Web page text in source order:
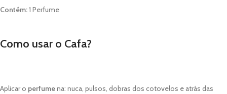
Contém:1 Perfume
Como usar o Cafa?
Aplicar o perfumena: nuca, pulsos, dobras dos cotovelos e atrás das